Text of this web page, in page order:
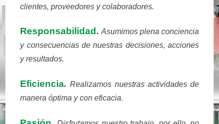
clientes, proveedores y colaboradores.
Responsabilidad. Asumimos plena conciencia
y consecuencias de nuestras decisiones, acciones
y resultados.
Eficiencia. Realizamos nuestras actividades de
manera óptima y con eficacia.